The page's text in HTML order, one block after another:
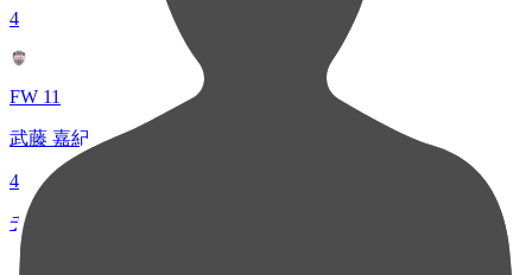
4
FW 11
武藤 嘉紀
4
チャンスクリエイト総数